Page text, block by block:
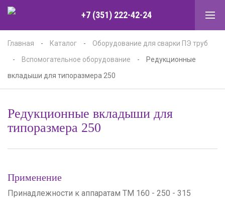
+7 (351) 222-42-24
Главная - Каталог -
Оборудование для сварки ПЭ труб
-
Вспомогательное оборудование -
Редукционные
вкладыши для типоразмера 250
Редукционные вкладыши для
типоразмера 250
Применение
Принадлежности к аппаратам ТМ 160 - 250 - 315